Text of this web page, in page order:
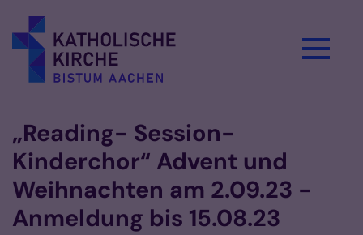
„Reading- Session-
Kinderchor“ Advent und
Weihnachten am 2.09.23 -
Anmeldung bis 15.08.23